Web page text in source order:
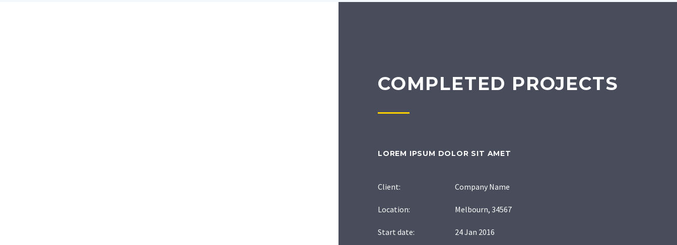
COMPLETED PROJECTS
LOREM IPSUM DOLOR SIT AMET
Client: Company Name
Location: Melbourn, 34567
Start date: 24 Jan 2016